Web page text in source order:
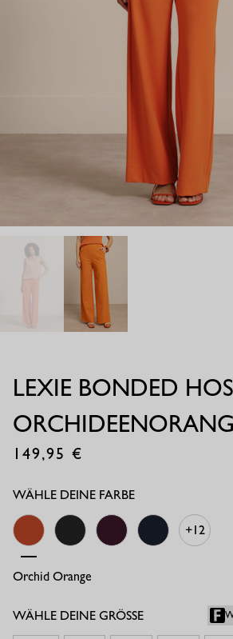
LEXIE BONDED
149,95
WÄHLE DEINE FARBE
Orchid Orange
SchwarzBlackberry
+12
WÄHLE DEINE GRÖSSE